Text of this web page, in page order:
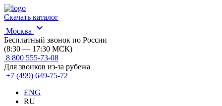
Скачать каталог
Москва
expand_more
Бесплатный звонок по России
(8:30 — 17:30 МСК)
8 800 555-73-08
Для звонков из-за рубежа
+7 (499) 649-75-72
ENG
RU